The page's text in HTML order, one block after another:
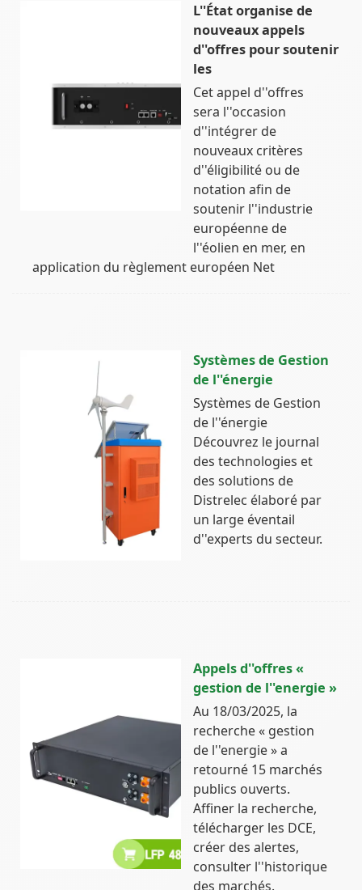
L''État organise de
nouveaux appels
d''offres pour soutenir
les
Cet appel d''offres
sera l''occasion
d''intégrer de
nouveaux critères
d''éligibilité ou de
notation afin de
soutenir l''industrie
européenne de
l''éolien en mer, en
application du règlement européen Net
Systèmes de Gestion
de l''énergie
Systèmes de Gestion
de l''énergie
Découvrez le journal
des technologies et
des solutions de
Distrelec élaboré par
un large éventail
d''experts du secteur.
Appels d''offres «
gestion de l''energie »
Au 18/03/2025, la
recherche « gestion
de l''energie » a
retourné 15 marchés
publics ouverts.
Affiner la recherche,
télécharger les DCE,
créer des alertes,
consulter l''historique
des marchés.